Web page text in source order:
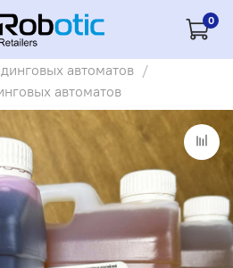
0
автоматов
автоматов